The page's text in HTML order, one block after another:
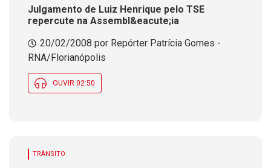
Julgamento de Luiz Henrique pelo TSE
repercute na Assembl&eacute;ia
20/02/2008 por Repórter Patrícia Gomes -
RNA/Florianópolis
OUVIR 02:50
TRÂNSITO